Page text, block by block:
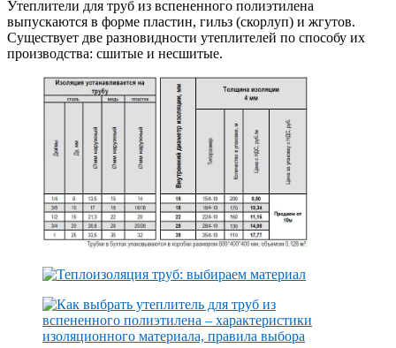
Утеплители для труб из вспененного полиэтилена
выпускаются в форме пластин, гильз (скорлуп) и жгутов.
Существует две разновидности утеплителей по способу их
производства: сшитые и несшитые.